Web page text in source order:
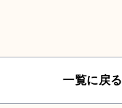
一覧に戻る